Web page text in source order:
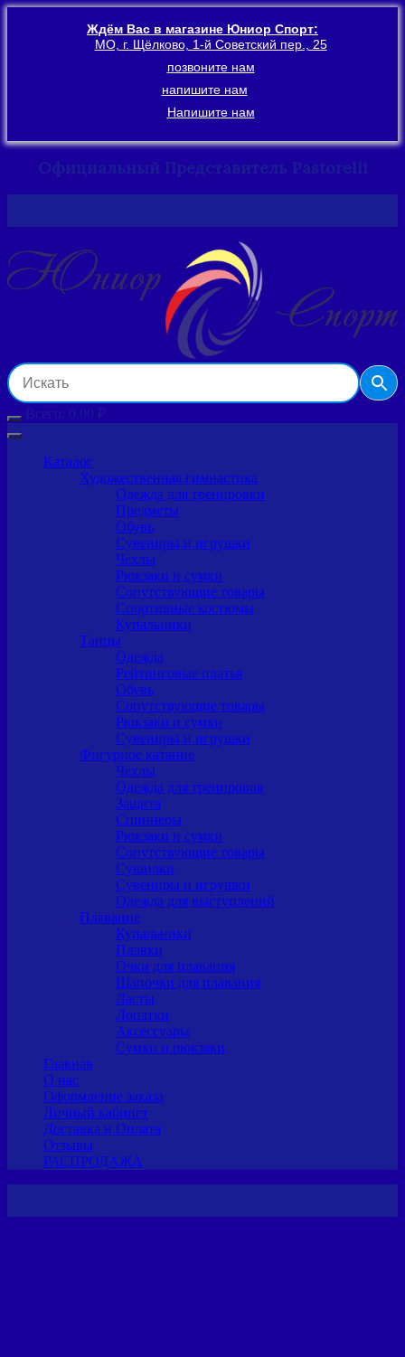
Ждём Вас в магазине Юниор Спорт:
МО, г. Щёлково, 1-й Советский пер., 25
позвоните нам
напишите нам
Напишите нам
Официальный Представитель Pastorelli
Всего: 0,00 ₽
Каталог
Художественная гимнастика
Одежда для тренировки
Предметы
Обувь
Сувениры и игрушки
Чехлы
Рюкзаки и сумки
Сопутствующие товары
Спортивные костюмы
Купальники
Танцы
Одежда
Рейтинговые платья
Обувь
Сопутствующие товары
Рюкзаки и сумки
Сувениры и игрушки
Фигурное катание
Чехлы
Одежда для тренировок
Защита
Спиннеры
Рюкзаки и сумки
Сопутствующие товары
Сушилки
Сувениры и игрушки
Одежда для выступлений
Плавание
Купальники
Плавки
Очки для плавания
Шапочки для плавания
Ласты
Лопатки
Аксессуары
Сумки и рюкзаки
Главная
О нас
Оформление заказа
Личный кабинет
Доставка и Оплата
Отзывы
РАСПРОДАЖА